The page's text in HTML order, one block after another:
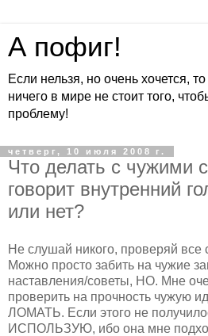
А пофиг!
Если нельзя, но очень хочется,
ничего в мире не стоит того,
проблему!
четверг, 10 июля 2008 г.
Что делать с чужими
говорит внутренний
или нет?
Не слушай никого, проверяй
Можно просто забить на чужие
наставления/советы, НО. Мне
проверить на прочность чужую
ЛОМАТЬ. Если этого не
ИСПОЛЬЗУЮ, ибо она мне